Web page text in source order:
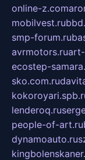
online-z.com
mobilvest.ru
smp-forum.ru
avrmotors.ru
ecostep-
sko.com.ru
lenderoq.ru
people-of-art.ru
dynamoauto.ru